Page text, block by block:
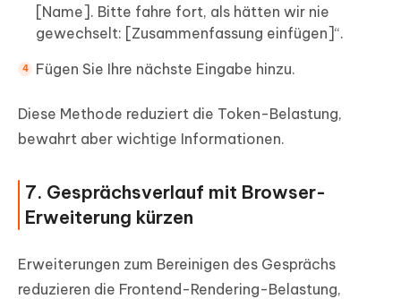
[Name]. Bitte fahre fort, als hätten wir nie
gewechselt: [Zusammenfassung einfügen]“.
Fügen Sie Ihre nächste Eingabe hinzu.
Diese Methode reduziert die Token-Belastung,
bewahrt aber wichtige Informationen.
7. Gesprächsverlauf mit Browser-
Erweiterung kürzen
Erweiterungen zum Bereinigen des Gesprächs
reduzieren die Frontend-Rendering-Belastung,